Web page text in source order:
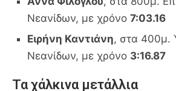
Νεανίδων, με χρόνο 7:03.16
Ειρήνη Καντιάνη, στα 400μ.
Νεανίδων, με χρόνο 3:16.87
Τα χάλκινα μετάλλια